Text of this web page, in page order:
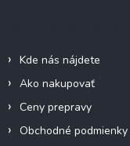
Kde nás nájdete
Ako nakupovať
Ceny prepravy
Obchodné podmienky